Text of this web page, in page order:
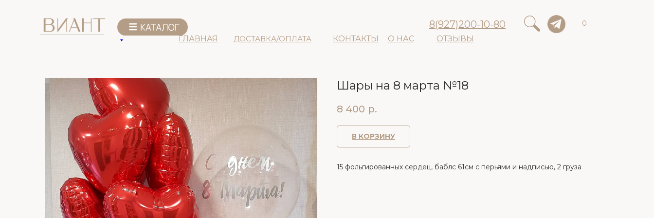
ДОСТАВКА/ОПЛАТА
ГЛАВНАЯ КОНТАКТЫ О НАС ОТЗЫВЫ
8(927)200-10-80 0
Шары на 8 марта №18
8 400 р.
В КОРЗИНУ
15 фольгированных сердец, баблс 61см с перьями и надписью, 2 груза